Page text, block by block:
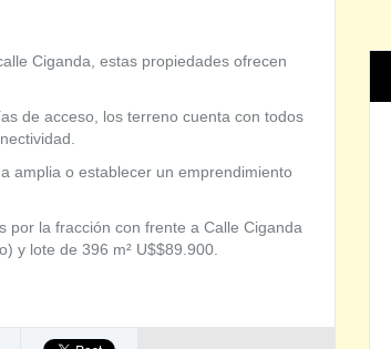
Ciganda, estas propiedades ofrecen
de acceso, los terreno cuenta con todos
amplia o establecer un emprendimiento
por la fracción con frente a Calle Ciganda
y lote de 396 m² U$$89.900.